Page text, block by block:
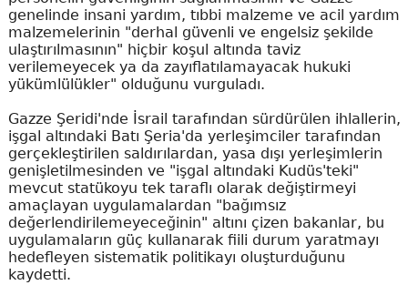
genelinde insani yardım, tıbbi malzeme ve acil yardım
malzemelerinin "derhal güvenli ve engelsiz şekilde
ulaştırılmasının" hiçbir koşul altında taviz
verilemeyecek ya da zayıflatılamayacak hukuki
yükümlülükler" olduğunu vurguladı.
Gazze Şeridi'nde İsrail tarafından sürdürülen ihlallerin,
işgal altındaki Batı Şeria'da yerleşimciler tarafından
gerçekleştirilen saldırılardan, yasa dışı yerleşimlerin
genişletilmesinden ve "işgal altındaki Kudüs'teki"
mevcut statükoyu tek taraflı olarak değiştirmeyi
amaçlayan uygulamalardan "bağımsız
değerlendirilemeyeceğinin" altını çizen bakanlar, bu
uygulamaların güç kullanarak fiili durum yaratmayı
hedefleyen sistematik politikayı oluşturduğunu
kaydetti.